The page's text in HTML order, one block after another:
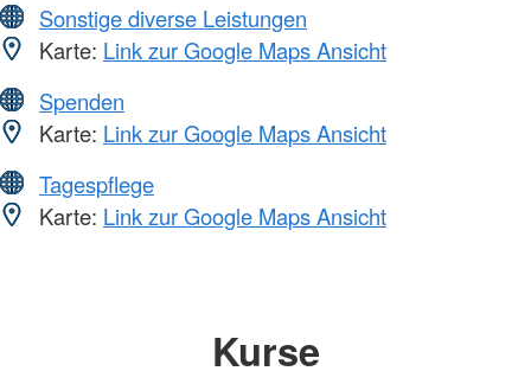
Sonstige diverse Leistungen
Karte: Link zur Google Maps Ansicht
Spenden
Karte: Link zur Google Maps Ansicht
Tagespflege
Karte: Link zur Google Maps Ansicht
Kurse